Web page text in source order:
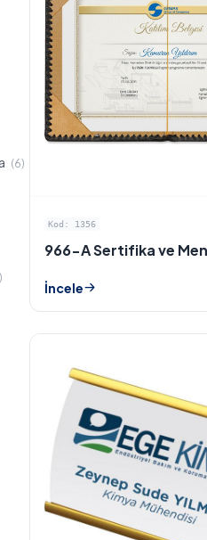
(6)
Kod: 1356
966-A Sertifika ve
İncele